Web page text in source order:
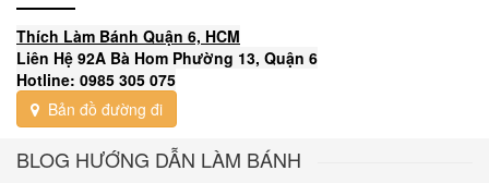
Thích Làm Bánh Quận 6, HCM
Liên Hệ 92A Bà Hom Phường 13, Quận 6
Hotline: 0985 305 075
Bản đồ đường đi
BLOG HƯỚNG DẪN LÀM BÁNH